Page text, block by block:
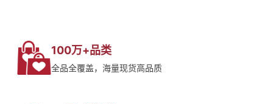
100万+品类
全品全覆盖，海量现货高品质